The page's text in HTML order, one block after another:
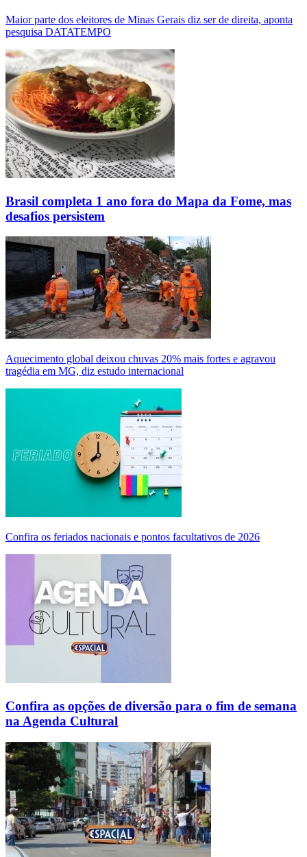
Maior parte dos eleitores de Minas Gerais diz ser de direita, aponta
pesquisa DATATEMPO
Brasil completa 1 ano fora do Mapa da Fome, mas
desafios persistem
Aquecimento global deixou chuvas 20% mais fortes e agravou
tragédia em MG, diz estudo internacional
Confira os feriados nacionais e pontos facultativos de 2026
Confira as opções de diversão para o fim de semana
na Agenda Cultural